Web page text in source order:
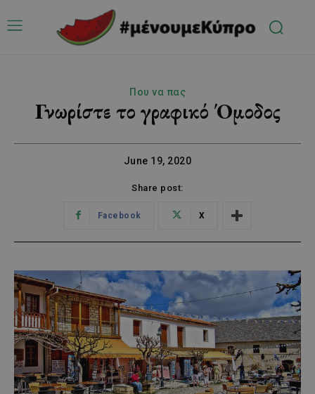
Που να πας
Γνωρίστε το γραφικό Όμοδος
June 19, 2020
Share post:
Facebook X